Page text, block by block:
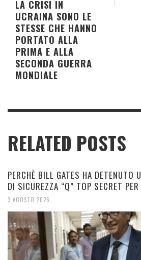
LA CRISI IN
UCRAINA SONO LE
STESSE CHE HANNO
PORTATO ALLA
PRIMA E ALLA
SECONDA GUERRA
MONDIALE
RELATED POSTS
PERCHÈ BILL GATES HA DETENUTO
DI SICUREZZA “Q” TOP SECRET
3 AGOSTO 2026